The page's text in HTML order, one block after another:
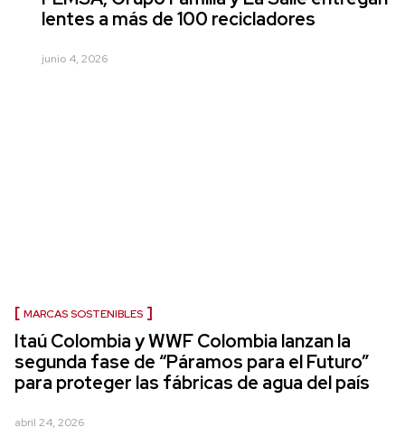
lentes a más de 100 recicladores
junio 4, 2026
MARCAS SOSTENIBLES
Itaú Colombia y WWF Colombia lanzan la
segunda fase de “Páramos para el Futuro”
para proteger las fábricas de agua del país
abril 24, 2026